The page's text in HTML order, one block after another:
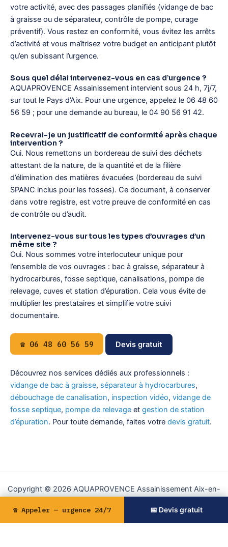
votre activité, avec des passages planifiés (vidange de bac
à graisse ou de séparateur, contrôle de pompe, curage
préventif). Vous restez en conformité, vous évitez les arrêts
d’activité et vous maîtrisez votre budget en anticipant plutôt
qu’en subissant l’urgence.
Sous quel délai intervenez-vous en cas d’urgence ?
AQUAPROVENCE Assainissement intervient sous 24 h, 7j/7,
sur tout le Pays d’Aix. Pour une urgence, appelez le 06 48 60
56 59 ; pour une demande au bureau, le 04 90 56 91 42.
Recevrai-je un justificatif de conformité après chaque
intervention ?
Oui. Nous remettons un bordereau de suivi des déchets
attestant de la nature, de la quantité et de la filière
d’élimination des matières évacuées (bordereau de suivi
SPANC inclus pour les fosses). Ce document, à conserver
dans votre registre, est votre preuve de conformité en cas
de contrôle ou d’audit.
Intervenez-vous sur tous les types d’ouvrages d’un
même site ?
Oui. Nous sommes votre interlocuteur unique pour
l’ensemble de vos ouvrages : bac à graisse, séparateur à
hydrocarbures, fosse septique, canalisations, pompe de
relevage, cuves et station d’épuration. Cela vous évite de
multiplier les prestataires et simplifie votre suivi
documentaire.
☎ 06 48 60 56 59 Devis gratuit
Découvrez nos services dédiés aux professionnels :
vidange de bac à graisse, séparateur à hydrocarbures,
débouchage de canalisation, inspection vidéo, vidange de
fosse septique, pompe de relevage et gestion de station
d’épuration. Pour toute demande, faites votre devis gratuit.
Copyright © 2026 AQUAPROVENCE Assainissement Aix-en-
☎ Appeler — urgence 24/7
📅 Devis gratuit